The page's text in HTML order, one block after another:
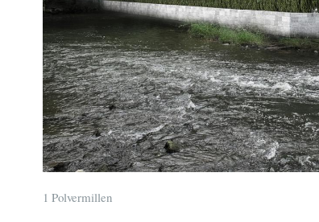
1 Polvermillen